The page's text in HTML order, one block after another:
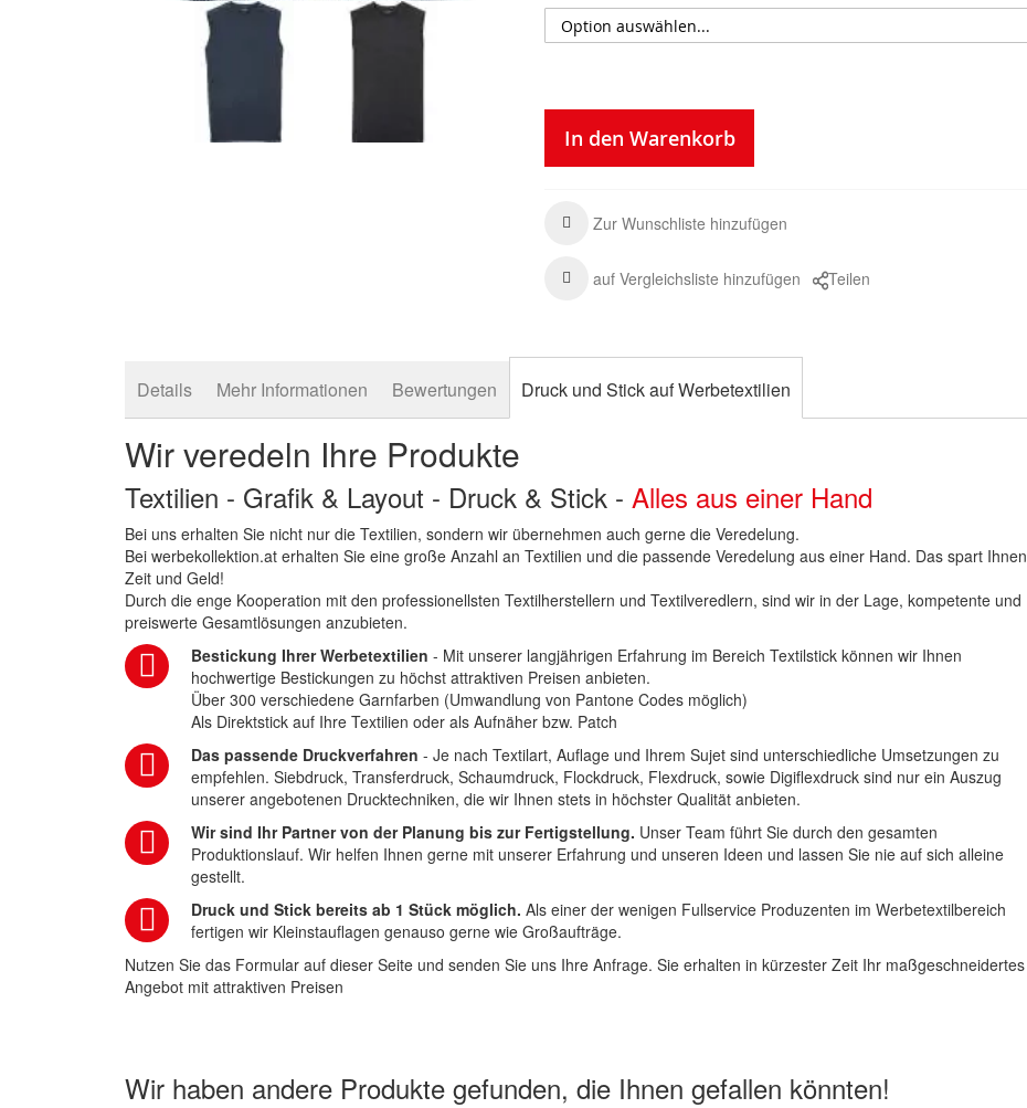
In den Warenkorb
Zur Wunschliste hinzufügen
auf Vergleichsliste hinzufügen Teilen
Details Mehr Informationen Bewertungen Druck und Stick auf Werbetextilien
Wir veredeln Ihre Produkte
Textilien - Grafik & Layout - Druck & Stick -Alles aus einer Hand
Bei uns erhalten Sie nicht nur die Textilien, sondern wir übernehmen auch gerne die Veredelung.
Bei werbekollektion.at erhalten Sie eine große Anzahl an Textilien und die passende Veredelung aus einer Hand. Das spart Ihnen
Zeit und Geld!
Durch die enge Kooperation mit den professionellsten Textilherstellern und Textilveredlern, sind wir in der Lage, kompetente und
preiswerte Gesamtlösungen anzubieten.
Bestickung Ihrer Werbetextilien - Mit unserer langjährigen Erfahrung im Bereich Textilstick können wir Ihnen
hochwertige Bestickungen zu höchst attraktiven Preisen anbieten.
Über 300 verschiedene Garnfarben (Umwandlung von Pantone Codes möglich)
Als Direktstick auf Ihre Textilien oder als Aufnäher bzw. Patch
Das passende Druckverfahren - Je nach Textilart, Auflage und Ihrem Sujet sind unterschiedliche Umsetzungen zu
empfehlen. Siebdruck, Transferdruck, Schaumdruck, Flockdruck, Flexdruck, sowie Digiflexdruck sind nur ein Auszug
unserer angebotenen Drucktechniken, die wir Ihnen stets in höchster Qualität anbieten.
Wir sind Ihr Partner von der Planung bis zur Fertigstellung. Unser Team führt Sie durch den gesamten
Produktionslauf. Wir helfen Ihnen gerne mit unserer Erfahrung und unseren Ideen und lassen Sie nie auf sich alleine
gestellt.
Druck und Stick bereits ab 1 Stück möglich. Als einer der wenigen Fullservice Produzenten im Werbetextilbereich
fertigen wir Kleinstauflagen genauso gerne wie Großaufträge.
Nutzen Sie das Formular auf dieser Seite und senden Sie uns Ihre Anfrage. Sie erhalten in kürzester Zeit Ihr maßgeschneidertes
Angebot mit attraktiven Preisen
Wir haben andere Produkte gefunden, die Ihnen gefallen könnten!